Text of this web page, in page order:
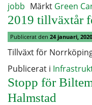
jobb Märkt Green
2019 tillväxtår
Publicerat den 24 januari, 2020
Tillväxt för
Publicerat i
Stopp för
Halmstad